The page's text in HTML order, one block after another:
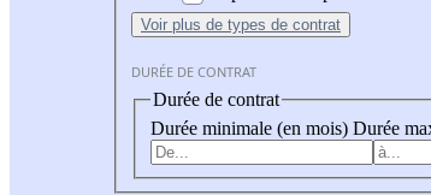
Voir plus de types de contrat
DURÉE DE CONTRAT
Durée de contrat
Durée minimale (en mois) Durée